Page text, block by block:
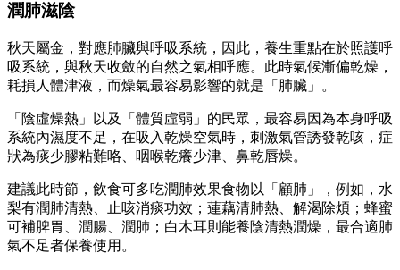
潤肺滋陰
秋天屬金，對應肺臟與呼吸系統，因此，養生重點在於照護呼
吸系統，與秋天收斂的自然之氣相呼應。此時氣候漸偏乾燥，
耗損人體津液，而燥氣最容易影響的就是「肺臟」。
「陰虛燥熱」以及「體質虛弱」的民眾，最容易因為本身呼吸
系統內濕度不足，在吸入乾燥空氣時，刺激氣管誘發乾咳，症
狀為痰少膠粘難咯、咽喉乾癢少津 鼻乾唇燥。
建議此時節，飲食可多吃潤肺效果食物以「顧肺」，例如， 水
梨有潤肺清熱、止咳消痰功效；蓮藕清肺熱、解渴除煩 ； 蜂蜜
可補脾胃、潤腸、潤肺 ； 白木耳則能養陰清熱潤燥 ，最合適肺
氣不足者保養使用。